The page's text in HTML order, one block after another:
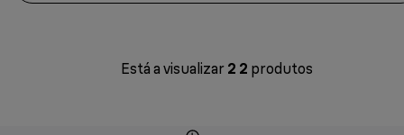
Está a visualizar 2 2 produtos